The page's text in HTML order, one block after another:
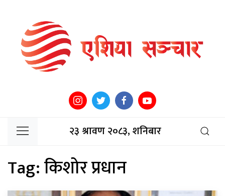
२३ श्रावण २०८३, शनिबार
Tag:किशोर प्रधान